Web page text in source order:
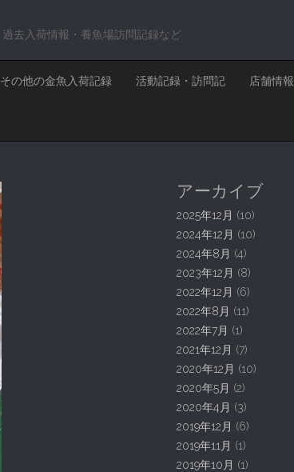
過去入荷情報・養魚場訪問記録など
その他の金魚入荷記録 活動記録・訪問記 店舗情報
アーカイブ
2025年12月 (10)
2024年12月 (10)
2024年8月 (4)
2023年12月 (8)
2022年12月 (6)
2022年8月 (11)
2022年7月 (1)
2021年12月 (7)
2020年12月 (10)
2020年5月 (2)
2020年4月 (3)
2019年12月 (6)
2019年11月 (1)
2019年10月 (1)